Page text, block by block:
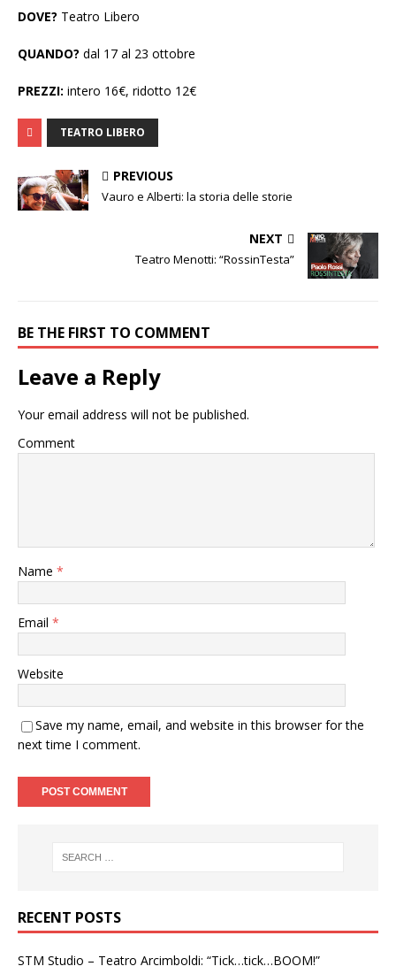
DOVE? Teatro Libero
QUANDO? dal 17 al 23 ottobre
PREZZI: intero 16€, ridotto 12€
TEATRO LIBERO
PREVIOUS
Vauro e Alberti: la storia delle storie
NEXT
Teatro Menotti: “RossinTesta”
BE THE FIRST TO COMMENT
Leave a Reply
Your email address will not be published.
Comment
Name *
Email *
Website
Save my name, email, and website in this browser for the
next time I comment.
RECENT POSTS
STM Studio – Teatro Arcimboldi: “Tick…tick…BOOM!”